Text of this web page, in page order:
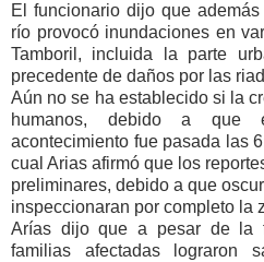
El funcionario dijo que
río provocó inundaciones en
Tamboril, incluida la parte
precedente de daños por las
Aún no se ha establecido si la
humanos, debido a que
acontecimiento fue pasada las
cual Arias afirmó que los
preliminares, debido a que
inspeccionaran por completo la
Arías dijo que a pesar de la
familias afectadas lograron